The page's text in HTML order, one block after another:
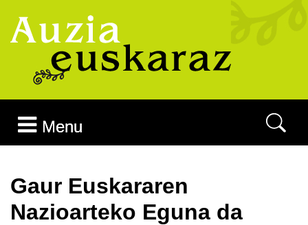
Menu
Gaur Euskararen
Nazioarteko Eguna da